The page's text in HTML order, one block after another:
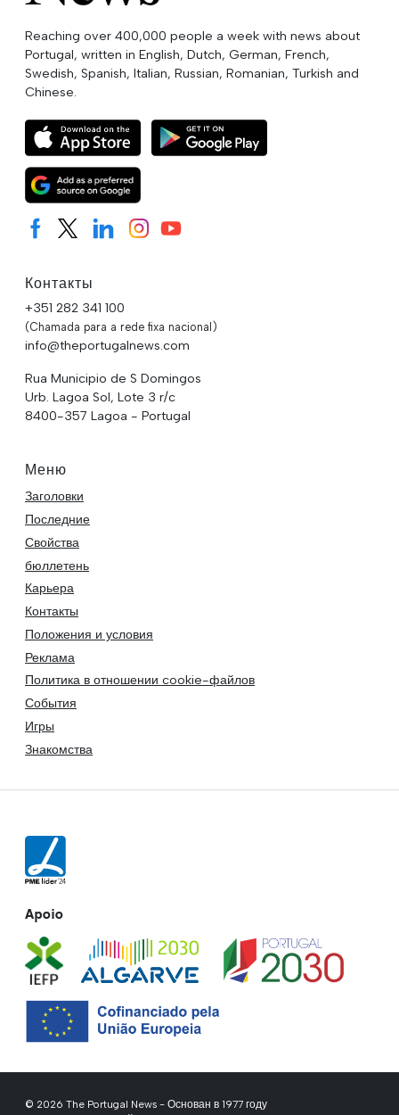
Reaching over 400,000 people a week with news about
Portugal, written in English, Dutch, German, French,
Swedish, Spanish, Italian, Russian, Romanian, Turkish and
Chinese.
Контакты
+351 282 341 100
(Chamada para a rede fixa nacional)
info@theportugalnews.com
Rua Municipio de S Domingos
Urb. Lagoa Sol, Lote 3 r/c
8400-357 Lagoa - Portugal
Меню
Заголовки
Последние
Свойства
бюллетень
Карьера
Контакты
Положения и условия
Реклама
Политика в отношении cookie-файлов
События
Игры
Знакомства
Apoio
© 2026 The Portugal News - Основан в 1977 году